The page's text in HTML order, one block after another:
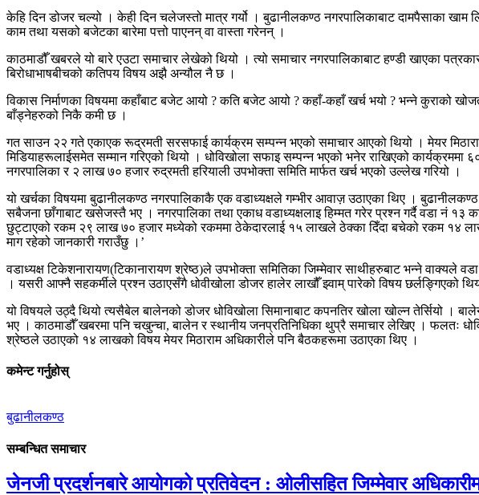
केहि दिन डोजर चल्यो । केही दिन चलेजस्तो मात्र गर्यो । बुढानीलकण्ठ नगरपालिकाबाट दामपैसाका
काम तथा यसको बजेटका बारेमा पत्तो पाएनन् वा वास्ता गरेनन् ।
काठमाडौँ खबरले यो बारे एउटा समाचार लेखेको थियो । त्यो समाचार नगरपालिकाबाट हण्डी खाएका
बिरोधाभाषबीचको कतिपय विषय अझै अन्यौल नै छ ।
विकास निर्माणका विषयमा कहाँबाट बजेट आयो ? कति बजेट आयो ? कहाँ-कहाँ खर्च भयो ? भन्ने कुराको
बाँड्नेहरुको निकै कमी छ ।
गत साउन २२ गते एकाएक रूद्रमती सरसफाई कार्यक्रम सम्पन्न भएको समाचार आएको थियो । मेयर
मिडियाहरूलाईसमेत सम्मान गरिएको थियो । धोविखोला सफाइ सम्पन्न भएको भनेर राखिएको
नगरपालिका र २ लाख ७० हजार रुद्रमती हरियाली उपभोक्ता समिति मार्फत खर्च भएको उल्लेख गरियो ।
यो खर्चका विषयमा बुढानीलकण्ठ नगरपालिकाकै एक वडाध्यक्षले गम्भीर आवाज़ उठाएका थिए ।
सबैजना छाँगाबाट खसेजस्तै भए । नगरपालिका तथा एकाध वडाध्यक्षलाइ हिम्मत गरेर प्रश्न गर्दै वडा नं
छुट्टाएको रकम २९ लाख ७० हजार मध्येको रकममा ठेकेदारलाई १५ लाखले ठेक्का दिँदा बचेको रकम १४
माग रहेको जानकारी गराउँछु ।’
वडाध्यक्ष टिकेशनारायण(टिकानारायण श्रेष्ठ)ले उपभोक्ता समितिका जिम्मेवार साथीहरुबाट भन्ने वाक्यले
। यसरी आफ्नै सहकर्मीले प्रश्न उठाएसँगै धोवीखोला डोजर हालेर लाखौँ झ्वाम् पारेको विषय छर्लङ्गिएको
यो विषयले उठ्दै थियो त्यसैबेल बालेनको डोजर धोविखोला सिमानाबाट कपनतिर खोला खोल्न तेर्सियो ।
भए । काठमाडौँ खबरमा पनि चखुन्चा, बालेन र स्थानीय जनप्रतिनिधिका थुप्रै समाचार लेखिए । फलतः
श्रेष्ठले उठाएको १४ लाखको विषय मेयर मिठाराम अधिकारीले पनि बैठकहरूमा उठाएका थिए ।
कमेन्ट गर्नुहोस्
बुढानीलकण्ठ
सम्बन्धित समाचार
जेनजी प्रदर्शनबारे आयोगको प्रतिवेदन : ओलीसहित जिम्मेवार